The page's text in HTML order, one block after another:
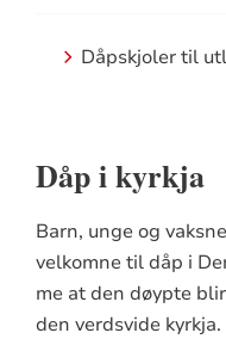
Dåpskjoler til
Dåp i kyrkja
Barn, unge og
velkomne til dåp i
me at den døypte
den verdsvide kyrkja.